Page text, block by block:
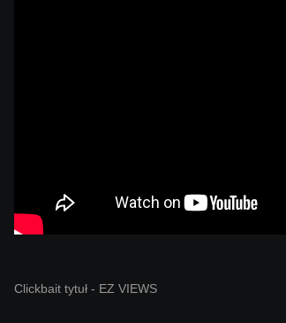
Clickbait tytuł - EZ VIEWS